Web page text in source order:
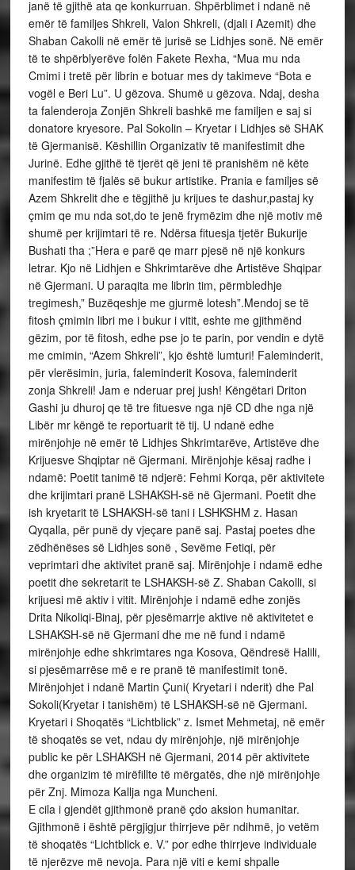
janë të gjithë ata qe konkurruan. Shpërblimet i ndanë në
emër të familjes Shkreli, Valon Shkreli, (djali i Azemit) dhe
Shaban Cakolli në emër të jurisë se Lidhjes sonë. Në emër
të te shpërblyerëve folën Fakete Rexha, “Mua mu nda
Cmimi i tretë për librin e botuar mes dy takimeve “Bota e
vogël e Beri Lu”. U gëzova. Shumë u gëzova. Ndaj, desha
ta falenderoja Zonjën Shkreli bashkë me familjen e saj si
donatore kryesore. Pal Sokolin – Kryetar i Lidhjes së SHAK
të Gjermanisë. Këshillin Organizativ të manifestimit dhe
Jurinë. Edhe gjithë të tjerët që jeni të pranishëm në këte
manifestim të fjalës së bukur artistike. Prania e familjes së
Azem Shkrelit dhe e tëgjithë ju krijues te dashur,pastaj ky
çmim qe mu nda sot,do te jenë frymëzim dhe një motiv më
shumë per krijimtari të re. Ndërsa fituesja tjetër Bukurije
Bushati tha ;”Hera e parë qe marr pjesë në një konkurs
letrar. Kjo në Lidhjen e Shkrimtarëve dhe Artistëve Shqipar
në Gjermani. U paraqita me librin tim, përmbledhje
tregimesh,” Buzëqeshje me gjurmë lotesh”.Mendoj se të
fitosh çmimin libri me i bukur i vitit, eshte me gjithmënd
gëzim, por të fitosh, edhe pse jo te parin, por vendin e dytë
me cmimin, “Azem Shkreli”, kjo është lumturi! Faleminderit,
për vlerësimin, juria, faleminderit Kosova, faleminderit
zonja Shkreli! Jam e nderuar prej jush! Këngëtari Driton
Gashi ju dhuroj qe të tre fituesve nga një CD dhe nga një
Libër mr këngë te reportuarit të tij. U ndanë edhe
mirënjohje në emër të Lidhjes Shkrimtarëve, Artistëve dhe
Krijuesve Shqiptar në Gjermani. Mirënjohje kësaj radhe i
ndamë: Poetit tanimë të ndjerë: Fehmi Korqa, për aktivitete
dhe krijimtari pranë LSHAKSH-së në Gjermani. Poetit dhe
ish kryetarit të LSHAKSH-së tani i LSHKSHM z. Hasan
Qyqalla, për punë dy vjeçare panë saj. Pastaj poetes dhe
zëdhënëses së Lidhjes sonë , Sevëme Fetiqi, për
veprimtari dhe aktivitet pranë saj. Mirënjohje i ndamë edhe
poetit dhe sekretarit te LSHAKSH-së Z. Shaban Cakolli, si
krijuesi më aktiv i vitit. Mirënjohje i ndamë edhe zonjës
Drita Nikoliqi-Binaj, për pjesëmarrje aktive në aktivitetet e
LSHAKSH-së në Gjermani dhe me në fund i ndamë
mirënjohje edhe shkrimtares nga Kosova, Qëndresë Halili,
si pjesëmarrëse më e re pranë të manifestimit tonë.
Mirënjohjet i ndanë Martin Çuni( Kryetari i nderit) dhe Pal
Sokoli(Kryetar i tanishëm) të LSHAKSH-së në Gjermani.
Kryetari i Shoqatës “Lichtblick” z. Ismet Mehmetaj, në emër
të shoqatës se vet, ndau dy mirënjohje, një mirënjohje
public ke për LSHAKSH në Gjermani, 2014 për aktivitete
dhe organizim të mirëfillte të mërgatës, dhe një mirënjohje
për Znj. Mimoza Kallja nga Muncheni.
E cila i gjendët gjithmonë pranë çdo aksion humanitar.
Gjithmonë i është përgjigjur thirrjeve për ndihmë, jo vetëm
të shoqatës “Lichtblick e. V.” por edhe thirrjeve individuale
të njerëzve më nevoja. Para një viti e kemi shpalle